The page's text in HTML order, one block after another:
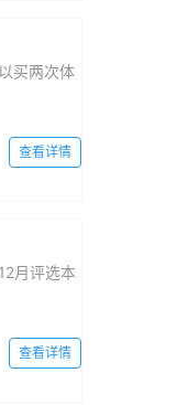
买两次体
查看详情
月评选本
查看详情